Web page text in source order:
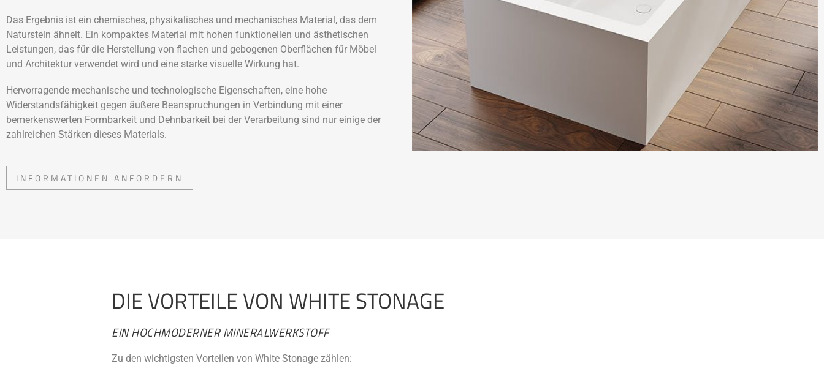
Das Ergebnis ist ein chemisches, physikalisches und mechanisches Material, das dem
Naturstein ähnelt. Ein kompaktes Material mit hohen funktionellen und ästhetischen
Leistungen, das für die Herstellung von flachen und gebogenen Oberflächen für Möbel
und Architektur verwendet wird und eine starke visuelle Wirkung hat.
Hervorragende mechanische und technologische Eigenschaften, eine hohe
Widerstandsfähigkeit gegen äußere Beanspruchungen in Verbindung mit einer
bemerkenswerten Formbarkeit und Dehnbarkeit bei der Verarbeitung sind nur einige der
zahlreichen Stärken dieses Materials.
INFORMATIONEN ANFORDERN
DIE VORTEILE VON WHITE STONAGE
EIN HOCHMODERNER MINERALWERKSTOFF
Zu den wichtigsten Vorteilen von White Stonage zählen: